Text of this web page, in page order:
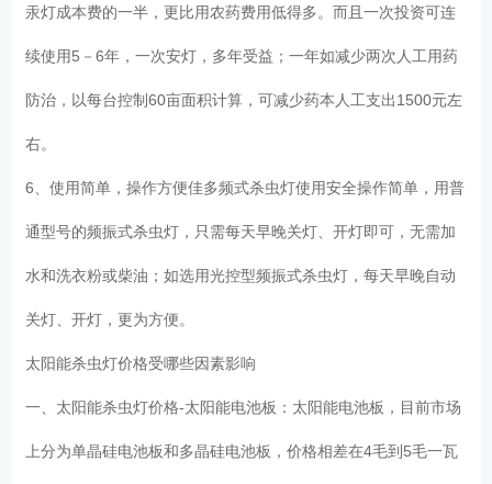
汞灯成本费的一半，更比用农药费用低得多。而且一次投资可连
续使用5－6年，一次安灯，多年受益；一年如减少两次人工用药
防治，以每台控制60亩面积计算，可减少药本人工支出1500元左
右。
6、使用简单，操作方便佳多频式杀虫灯使用安全操作简单，用普
通型号的频振式杀虫灯，只需每天早晚关灯、开灯即可，无需加
水和洗衣粉或柴油；如选用光控型频振式杀虫灯，每天早晚自动
关灯、开灯，更为方便。
太阳能杀虫灯价格受哪些因素影响
一、太阳能杀虫灯价格-太阳能电池板：太阳能电池板，目前市场
上分为单晶硅电池板和多晶硅电池板，价格相差在4毛到5毛一瓦